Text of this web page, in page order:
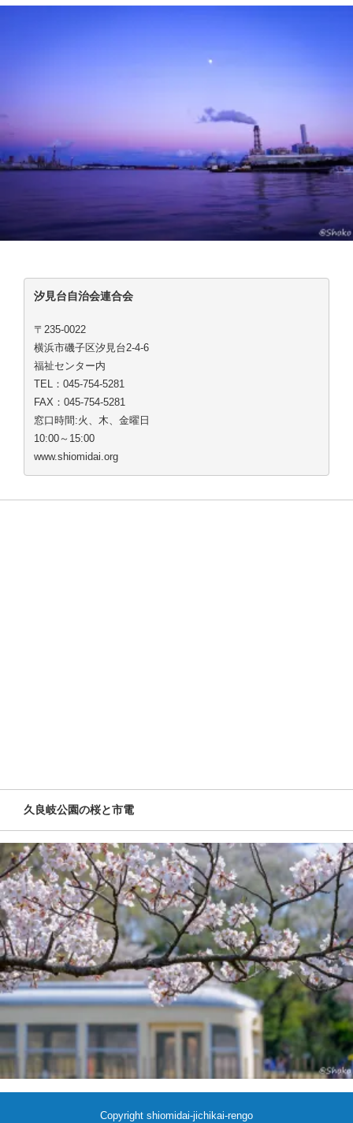
汐見台自治会連合会
〒235-0022
横浜市磯子区汐見台2-4-6
福祉センター内
TEL：045-754-5281
FAX：045-754-5281
窓口時間:火、木、金曜日
10:00～15:00
www.shiomidai.org
久良岐公園の桜と市電
Copyright shiomidai-jichikai-rengo